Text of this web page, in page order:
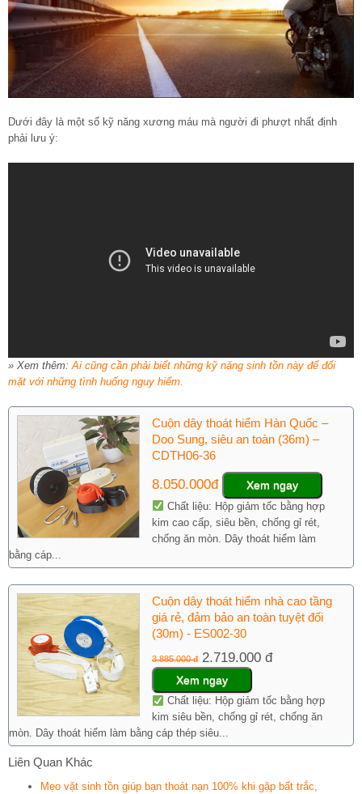
Dưới đây là một số kỹ năng xương máu mà người đi phượt nhất định
phải lưu ý:
» Xem thêm:Ai cũng cần phải biết những kỹ năng sinh tồn này để đối
mặt với những tình huống nguy hiểm.
Cuộn dây thoát hiểm Hàn Quốc –
Doo Sung, siêu an toàn (36m) –
CDTH06-36
8.050.000đ Xem ngay
Chất liệu: Hộp giảm tốc bằng hợp
kim cao cấp, siêu bền, chống gỉ rét,
chống ăn mòn. Dây thoát hiểm làm
bằng cáp...
Cuộn dây thoát hiểm nhà cao tầng
giá rẻ, đảm bảo an toàn tuyệt đối
(30m) - ES002-30
3.885.000 đ 2.719.000 đ
Xem ngay
Chất liệu: Hộp giảm tốc bằng hợp
kim siêu bền, chống gỉ rét, chống ăn
mòn. Dây thoát hiểm làm bằng cáp thép siêu...
Liên Quan Khác
Mẹo vặt sinh tồn giúp bạn thoát nạn 100% khi gặp bất trắc,